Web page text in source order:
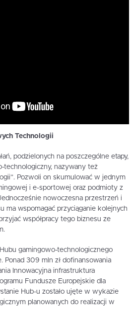
Technologii
podzielonych na poszczególne etapy,
technologiczny, nazywany też
Pozwoli on skumulować w jednym
i e-sportowej oraz podmioty z
nowoczesna przestrzeń i
ma wspomagać przyciąganie kolejnych
współpracy tego biznesu ze
gamingowo-technologicznego
Ponad 309 mln zł dofinansowania
Innowacyjna infrastruktura
Fundusze Europejskie dla
Hub-u zostało ujęte w wykazie
planowanych do realizacji w